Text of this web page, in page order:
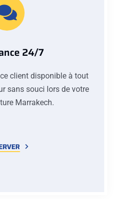
24/7
client disponible à tout
sans souci lors de votre
Marrakech.